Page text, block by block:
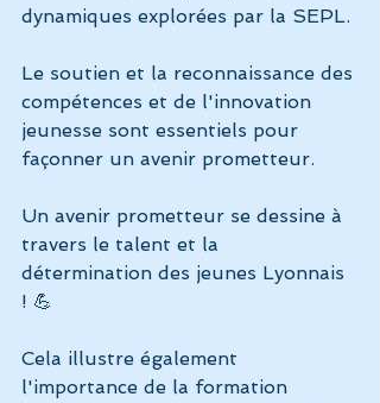
dynamiques explorées par la SEPL.
Le soutien et la reconnaissance des
compétences et de l'innovation
jeunesse sont essentiels pour
façonner un avenir prometteur.
Un avenir prometteur se dessine à
travers le talent et la
détermination des jeunes Lyonnais
! 💪
Cela illustre également
l'importance de la formation